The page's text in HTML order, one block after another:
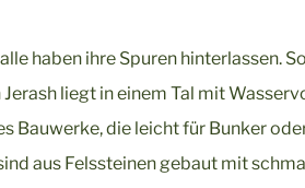
haben ihre Spuren hinterlassen.
liegt in einem Tal mit
Bauwerke, die leicht für Bunker
aus Felssteinen gebaut mit